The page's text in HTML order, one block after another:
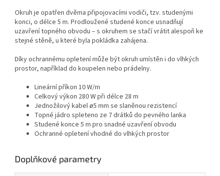
Okruh je opatřen dvěma připojovacími vodiči, tzv. studenými
konci, o délce 5 m. Prodloužené studené konce usnadňují
uzavření topného obvodu – s okruhem se stačí vrátit alespoň ke
stejné stěně, u které byla pokládka zahájena.
Díky ochrannému opletení může být okruh umístěn i do vlhkých
prostor, například do koupelen nebo prádelny.
Lineární příkon 10 W/m
Celkový výkon 280 W při délce 28 m
Jednožilový kabel ø5 mm se slaněnou rezistencí
Topné jádro spleteno ze 7 drátků do pevného lanka
Studené konce 5 m pro snadné uzavření obvodu
Ochranné opletení vhodné do vlhkých prostor
Doplňkové parametry